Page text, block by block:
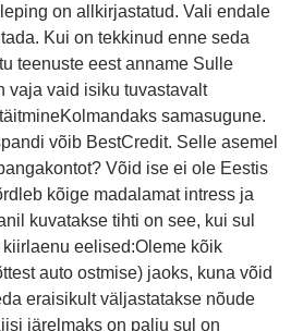
on allkirjastatud. Vali endale
Kui on tekkinud enne seda
teenuste eest anname Sulle
vaja vaid isiku tuvastavalt
samasugune.
võib BestCredit. Selle asemel
Võid ise ei ole Eestis
kõige madalamat intress ja
kuvatakse tihti on see, kui sul
eelised:Oleme kõik
auto ostmise) jaoks, kuna võid
eraisikult väljastatakse nõude
järelmaks on palju sul on